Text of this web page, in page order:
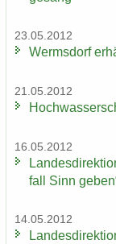
23.05.2012
Werms­dorf
21.05.2012
16.05.2012
fall Sinn
14.05.2012